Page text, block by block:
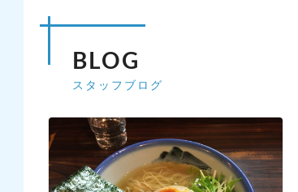
BLOG
スタッフブログ